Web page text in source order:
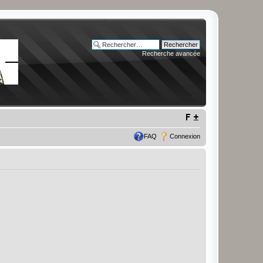
Recherche avancée
FAQ Connexion